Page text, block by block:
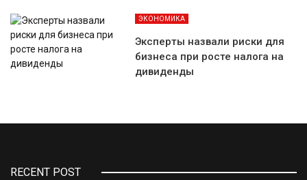
ЭКОНОМИКА
Эксперты назвали риски для
бизнеса при росте налога на
дивиденды
RECENT POST